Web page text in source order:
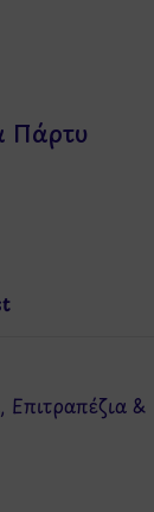
Πάρτυ
, Επιτραπέζια &